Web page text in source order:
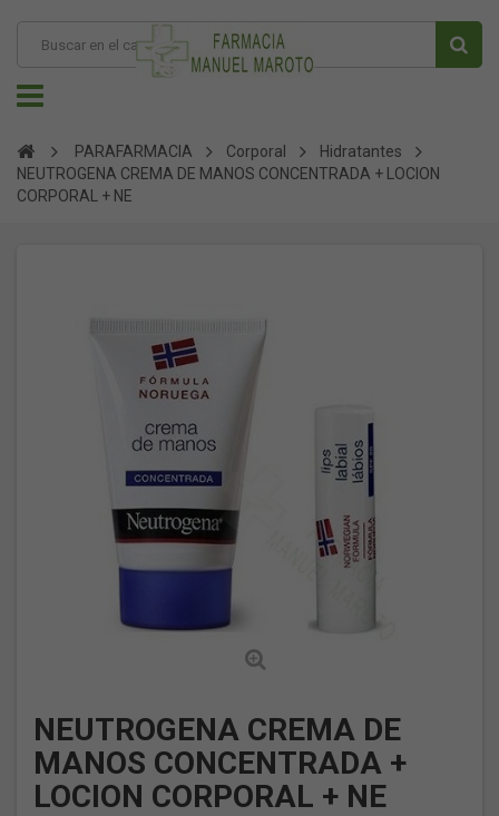
PARAFARMACIA Corporal
Hidratantes
NEUTROGENA CREMA DE MANOS CONCENTRADA + LOCION
CORPORAL + NE
NEUTROGENA CREMA DE
MANOS CONCENTRADA +
LOCION CORPORAL + NE